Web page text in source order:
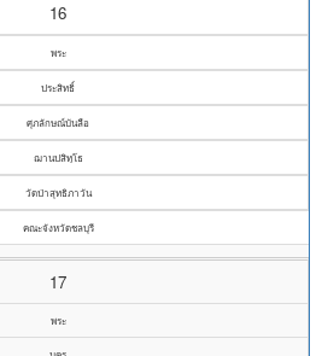
16
พระ
ประสิทธิ์
ศุภลักษณ์บันลือ
ฌานปสิทฺโธ
วัดป่าสุทธิภาวัน
คณะจังหวัดชลบุรี
17
พระ